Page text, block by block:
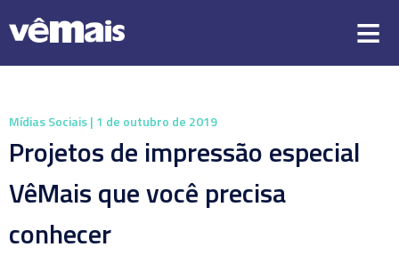
Mídias Sociais| 1 de outubro de 2019
Projetos de impressão especial
VêMais que você precisa
conhecer